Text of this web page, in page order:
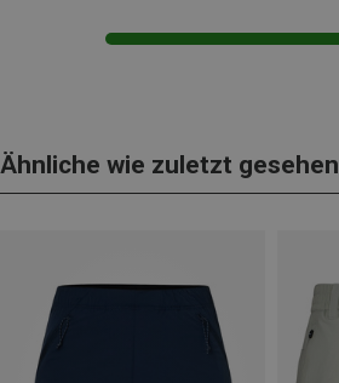
Ähnliche wie zuletzt gesehen